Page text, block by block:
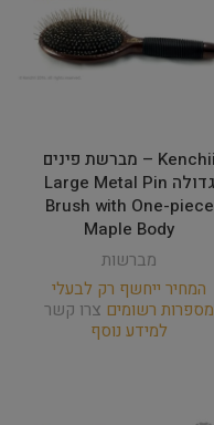
Kenchii – מברשת פינים
גדולה Large Metal Pin
Brush with One-piece
Maple Body
מברשות
המחיר ייחשף רק לבעלי
מספרות רשומים צרו קשר
למידע נוסף